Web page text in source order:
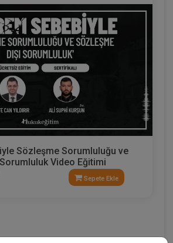
Sözleşme Sorumluluğu ve
Video Eğitimi
Sepete Ekle